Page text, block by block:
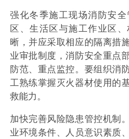
强化冬季施工现场消防安
区、生活区与施工作业区
晰，并应采取相应的隔离措
业审批制度，消防安全重点
防范、重点监控。要组织消
工熟练掌握灭火器材使用的
救能力。
加快完善风险隐患管控机制
业环境条件、人员意识素质